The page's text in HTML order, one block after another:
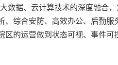
数据、云计算技术的深度融合
、综合安防、高效办公、后勤
区的运营做到状态可视、事件可